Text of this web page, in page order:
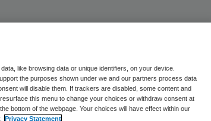
like browsing data or unique identifiers, on your device.
the purposes shown under we and our partners process data
will disable them. If trackers are disabled, some content and
this menu to change your choices or withdraw consent at
bottom of the webpage. Your choices will have effect within our
Privacy Statement